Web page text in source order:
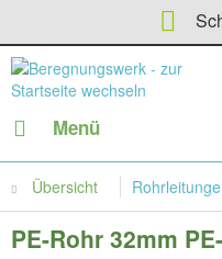
Menü
Übersicht
PE-Rohr 32mm